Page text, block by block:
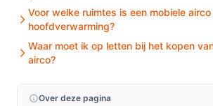
airco eenvoudig te verplaatsen en
permanente installatie, wat hem
verschillende ruimtes.
De Bestron mobiele airco is een
Voor welke ruimtes is een mobiele
hoofdverwarming?
Waar moet ik op letten bij het kopen
airco?
Over deze pagina